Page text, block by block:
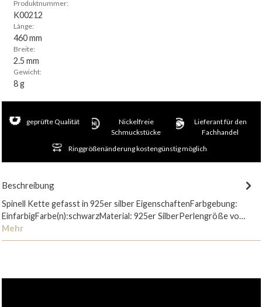
Produktnummer:
K00212
Länge:
460 mm
Breite:
2.5 mm
Gewicht:
8 g
geprüfte Qualität
Nickelfreie
Schmuckstücke
Lieferant für den
Fachhandel
Ringgrößenänderung kostengünstig möglich
Beschreibung
Spinell Kette gefasst in 925er silber EigenschaftenFarbgebung:
EinfarbigFarbe(n):schwarzMaterial: 925er SilberPerlengröße vo…
Mehr